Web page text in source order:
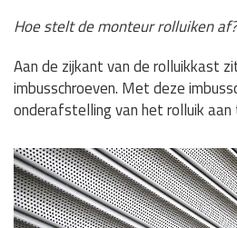
Hoe stelt de monteur rolluiken af?
Aan de zijkant van de rolluikkast
imbusschroeven. Met deze
onderafstelling van het rolluik aan